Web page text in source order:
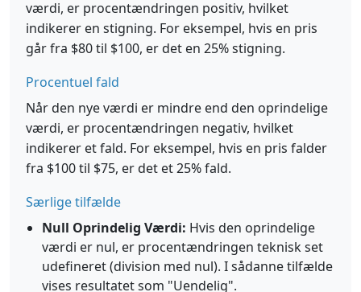
værdi, er procentændringen positiv, hvilket
indikerer en stigning. For eksempel, hvis en pris
går fra $80 til $100, er det en 25% stigning.
Procentuel fald
Når den nye værdi er mindre end den oprindelige
værdi, er procentændringen negativ, hvilket
indikerer et fald. For eksempel, hvis en pris falder
fra $100 til $75, er det et 25% fald.
Særlige tilfælde
Null Oprindelig Værdi: Hvis den oprindelige
værdi er nul, er procentændringen teknisk set
udefineret (division med nul). I sådanne tilfælde
vises resultatet som "Uendelig".